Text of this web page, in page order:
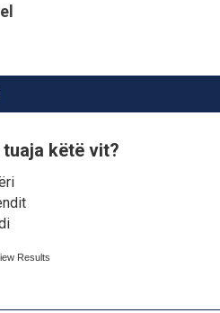
këtë vit?
Results